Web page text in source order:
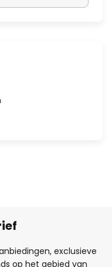
exclusieve
op het gebied van